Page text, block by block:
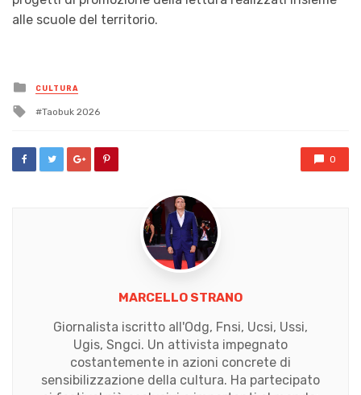
alle scuole del territorio.
Posted
in
CULTURA
Tagged
Taobuk 2026
0
MARCELLO STRANO
Giornalista iscritto all'Odg, Fnsi, Ucsi, Ussi,
Ugis, Sngci. Un attivista impegnato
costantemente in azioni concrete di
sensibilizzazione della cultura. Ha partecipato